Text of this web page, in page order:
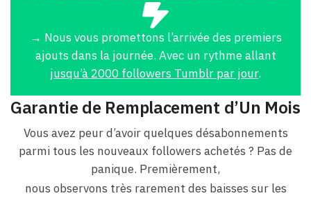
→ Nous vous promettons l’arrivée des premiers
ajouts dans la journée. Avec un rythme allant
jusqu’à 2000 followers Tumblr par jour.
Garantie de Remplacement d’Un Mois
Vous avez peur d’avoir quelques désabonnements
parmi tous les nouveaux followers achetés ? Pas de
panique. Premièrement,
nous observons très rarement des baisses sur les